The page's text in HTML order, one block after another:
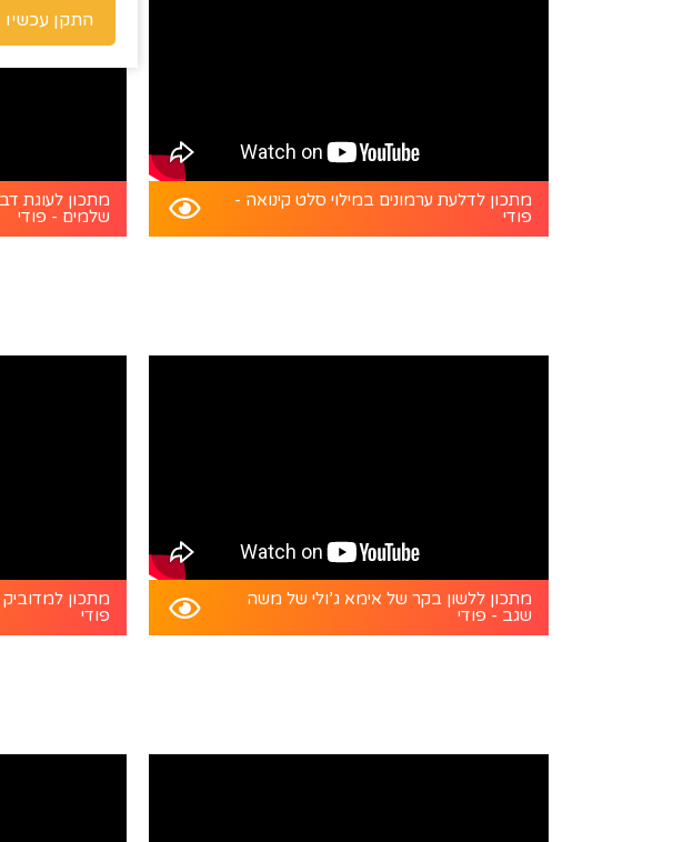
מתכון לדלעת ערמונים במילוי סלט קינואה -
פודי
מתכון לעוגת
שלמים - פודי
מתכון ללשון בקר של אימא ג’ולי של משה
שגב - פודי
מתכון
פודי
התקן עכשיו